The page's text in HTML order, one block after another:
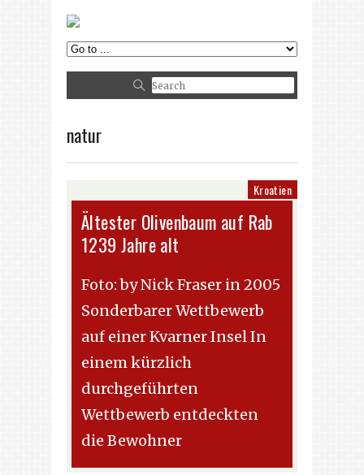
natur
Kroatien
Ältester Olivenbaum auf Rab
1239 Jahre alt
Foto: by Nick Fraser in 2005
Sonderbarer Wettbewerb
auf einer Kvarner Insel In
einem kürzlich
durchgeführten
Wettbewerb entdeckten
die Bewohner